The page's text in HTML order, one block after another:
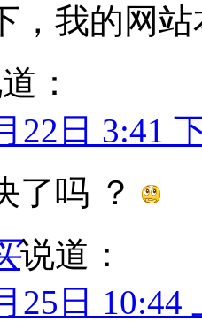
，我的网站
：
22日 3:41
了吗 ？
说道：
25日 10:44